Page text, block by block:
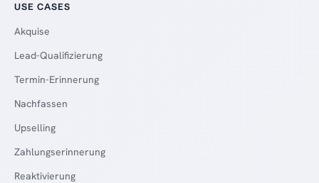
USE CASES
Akquise
Lead-Qualifizierung
Termin-Erinnerung
Nachfassen
Upselling
Zahlungserinnerung
Reaktivierung